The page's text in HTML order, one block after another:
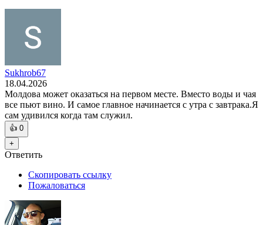
Sukhrob67
18.04.2026
Молдова может оказаться на первом месте. Вместо воды и чая
все пьют вино. И самое главное начинается с утра с завтрака.Я
сам удивился когда там служил.
👍 0
+
Ответить
Скопировать ссылку
Пожаловаться